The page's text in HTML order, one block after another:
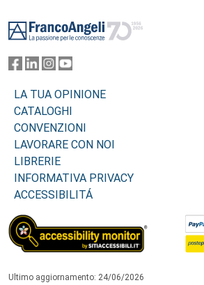
LA TUA OPINIONE
CATALOGHI
CONVENZIONI
LAVORARE CON NOI
LIBRERIE
INFORMATIVA PRIVACY
ACCESSIBILITÁ
Ultimo aggiornamento: 24/06/2026